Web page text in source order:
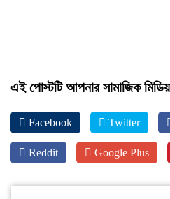
এই পোস্টটি আপনার সামাজিক
Facebook Twitter
Reddit Google Plus